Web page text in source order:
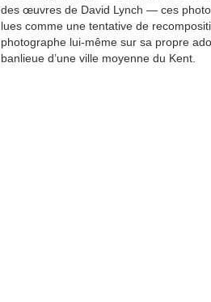
des œuvres de David Lynch — ces
lues comme une tentative de
photographe lui-même sur sa propre
banlieue d’une ville moyenne du Kent.